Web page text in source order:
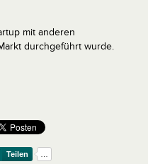
mit anderen
durchgeführt wurde.